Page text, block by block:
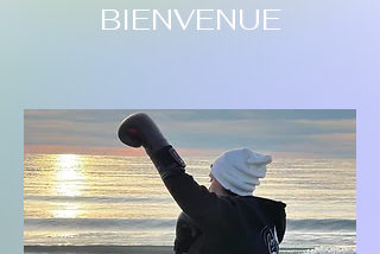
BIENVENUE